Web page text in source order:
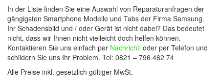
In der Liste finden Sie eine Auswahl von Reparaturanfragen der
gängigsten Smartphone Modelle und Tabs der Firma Samsung.
Ihr Schadensbild und / oder Gerät ist nicht dabei? Das bedeutet
nicht, dass wir Ihnen nicht vielleicht doch helfen können.
Kontaktieren Sie uns einfach per Nachrichtl oder per Telefon und
schildern Sie uns Ihr Problem. Tel: 0821 – 796 462 74
Alle Preise inkl. gesetzlich gültiger MwSt.